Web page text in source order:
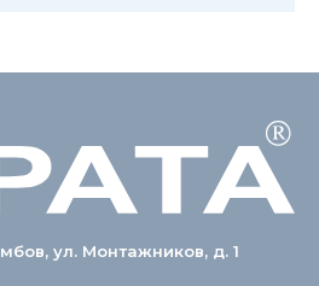
ул. Монтажников, д. 1